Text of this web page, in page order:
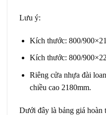
Lưu ý:
Kích thước: 800/
Kích thước: 800/
Riêng cửa nhựa đài
chiều cao 2180mm.
Dưới đây là bảng giá hoàn